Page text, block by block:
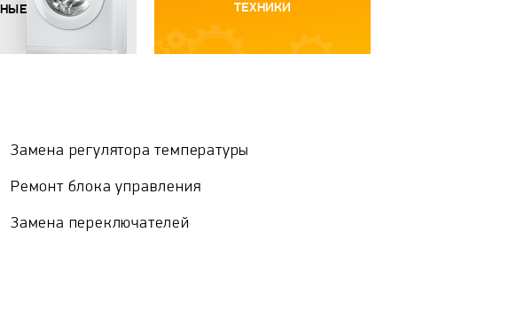
ТЕХНИКИ
Замена регулятора температуры
Ремонт блока управления
Замена переключателей